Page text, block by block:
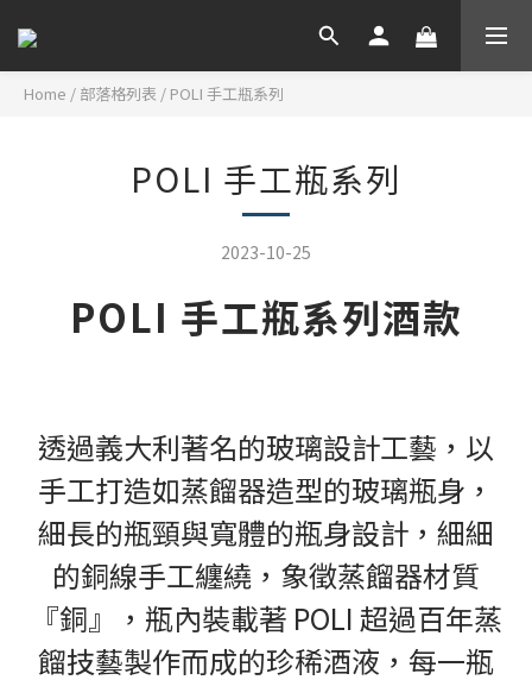
Home / 部落格列表 / POLI 手工瓶系列
POLI 手工瓶系列
2023-10-25
POLI 手工瓶系列酒款
透過義大利著名的玻璃設計工藝，以
手工打造如蒸餾器造型的玻璃瓶身，
細長的瓶頸與寬體的瓶身設計，細細
的銅線手工纏繞，象徵蒸餾器材質
『銅』，瓶內裝載著 POLI 超過百年蒸
餾技藝製作而成的珍稀酒液，每一瓶